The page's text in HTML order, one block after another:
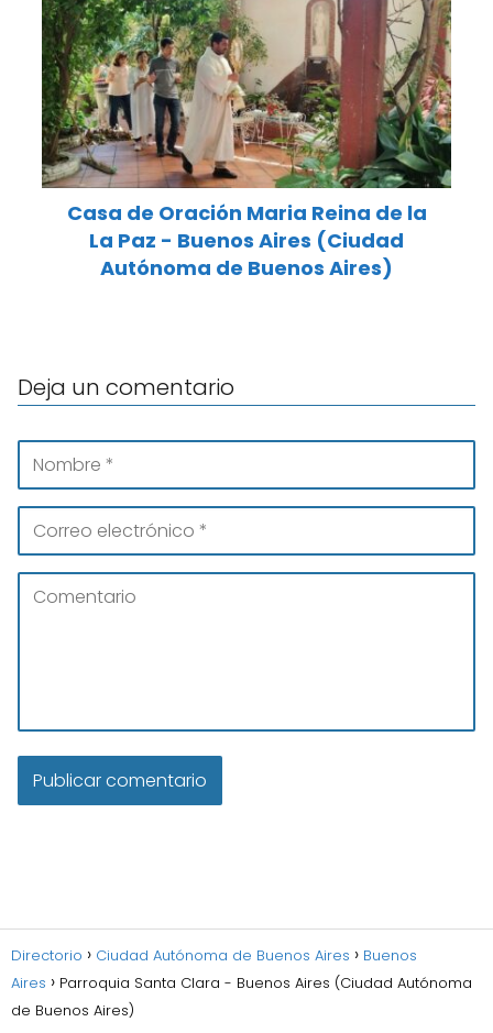
Casa de Oración Maria Reina de la
La Paz - Buenos Aires (Ciudad
Autónoma de Buenos Aires)
Deja un comentario
Directorio Ciudad Autónoma de Buenos Aires
Buenos
Aires
Parroquia Santa Clara - Buenos Aires (Ciudad Autónoma
de Buenos Aires)